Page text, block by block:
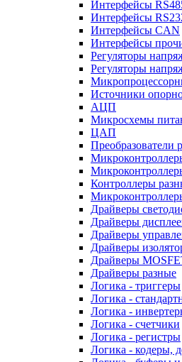
Интерфейсы
Интерфейсы
Интерфейсы CAN
Интерфейсы
Регуляторы
Регуляторы
Источники
АЦП
Микросхемы
ЦАП
Преобразователи
Контроллеры
Драйверы
Драйверы
Драйверы
Драйверы
Драйверы
Драйверы разные
Логика - триггеры
Логика -
Логика -
Логика - счетчики
Логика - регистры
Логика - кодеры,